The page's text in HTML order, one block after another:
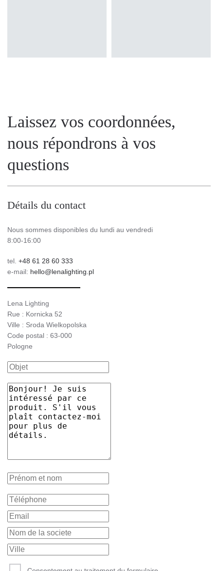
Laissez vos coordonnées,
nous répondrons à vos
questions
Détails du contact
Nous sommes disponibles du lundi au vendredi
8:00-16:00
tel. +48 61 28 60 333
e-mail: hello@lenalighting.pl
Lena Lighting
Rue : Kornicka 52
Ville : Sroda Wielkopolska
Code postal : 63-000
Pologne